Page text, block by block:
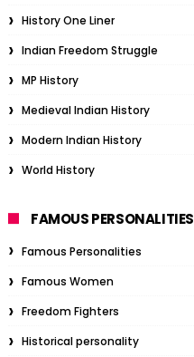
History One Liner
Indian Freedom Struggle
MP History
Medieval Indian History
Modern Indian History
World History
FAMOUS PERSONALITIES
Famous Personalities
Famous Women
Freedom Fighters
Historical personality